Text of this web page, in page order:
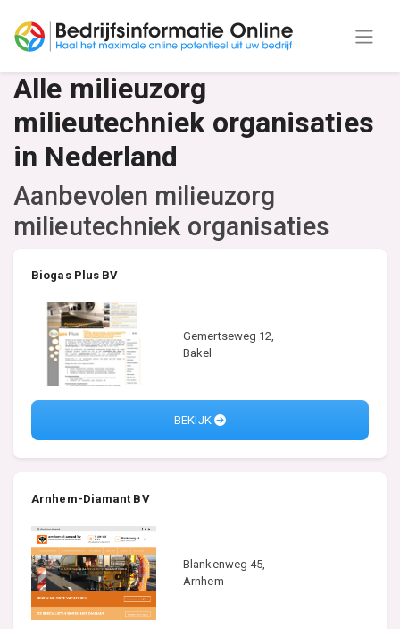
Alle milieuzorg
milieutechniek organisaties
in Nederland
Aanbevolen milieuzorg
milieutechniek organisaties
Biogas Plus BV
Gemertseweg 12,
Bakel
BEKIJK
Arnhem-Diamant BV
Blankenweg 45,
Arnhem